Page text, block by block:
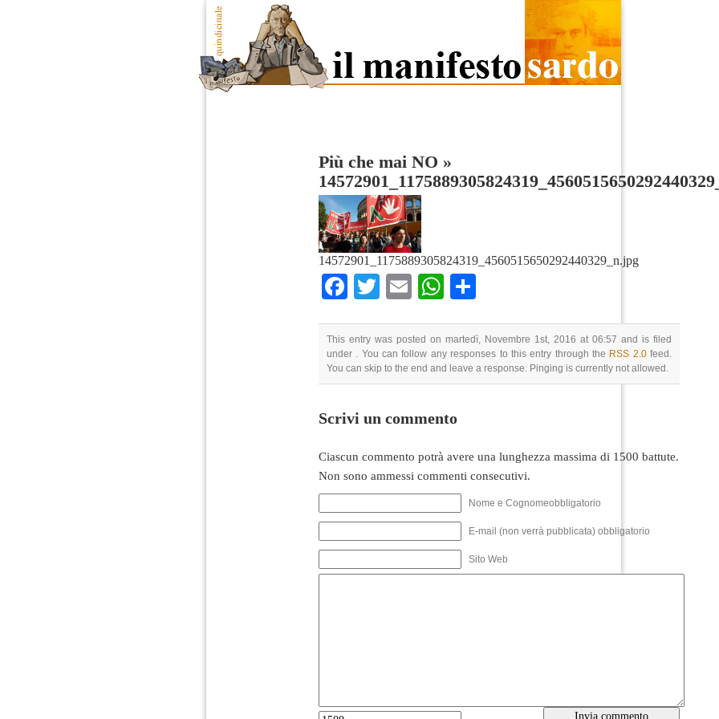
Più che mai NO »
14572901_1175889305824319_4560515650292440329_n.jpg
Facebook
TwitterEmailWhatsApp
This entry was posted on martedì, Novembre 1st, 2016 at 06:57 and is filed
under . You can follow any responses to this entry through the RSS 2.0feed.
You can skip to the end and leave a response. Pinging is currently not allowed.
Scrivi un commento
Ciascun commento potrà avere una lunghezza massima di 1500 battute.
Non sono ammessi commenti consecutivi.
Nome e Cognomeobbligatorio
E-mail (non verrà pubblicata) obbligatorio
Sito Web